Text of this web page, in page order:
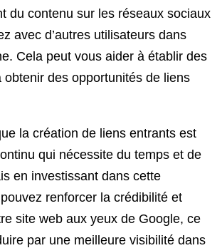
du contenu sur les réseaux sociaux
avec d’autres utilisateurs dans
Cela peut vous aider à établir des
obtenir des opportunités de liens
la création de liens entrants est
qui nécessite du temps et de
en investissant dans cette
renforcer la crédibilité et
site web aux yeux de Google, ce
par une meilleure visibilité dans